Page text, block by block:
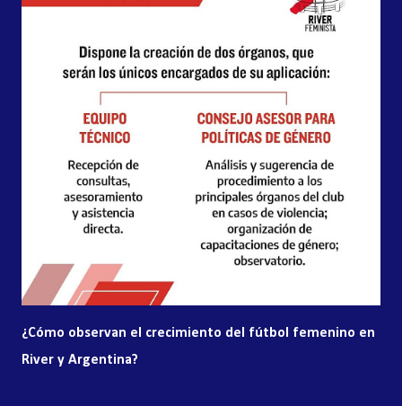
¿Cómo observan el crecimiento del fútbol femenino en
River y Argentina?